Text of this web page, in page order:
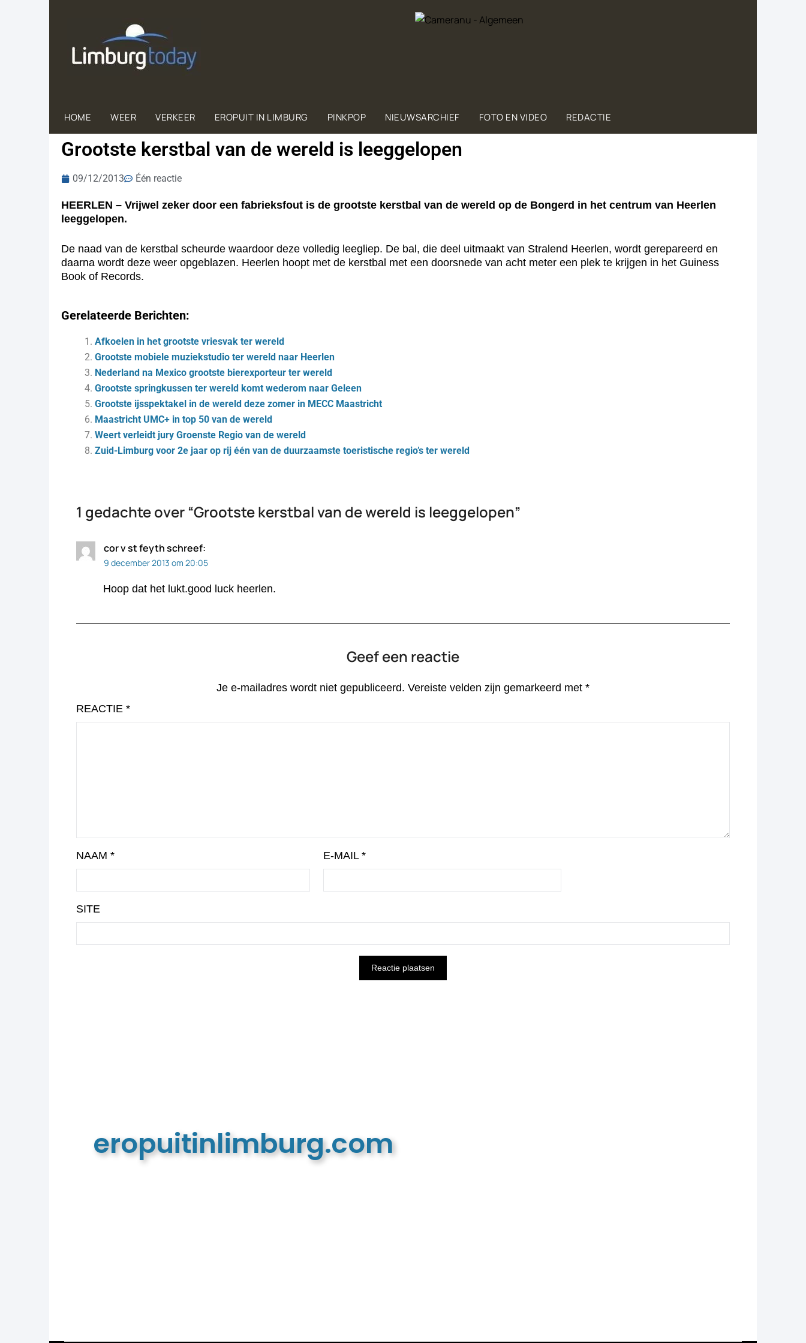
HOME WEER VERKEER EROPUIT IN LIMBURG PINKPOP NIEUWSARCHIEF FOTO EN VIDEO REDACTIE
Grootste kerstbal van de wereld is leeggelopen
09/12/2013 Één reactie
HEERLEN – Vrijwel zeker door een fabrieksfout is de grootste kerstbal van de wereld op de Bongerd in het centrum van Heerlen
leeggelopen.
De naad van de kerstbal scheurde waardoor deze volledig leegliep. De bal, die deel uitmaakt van Stralend Heerlen, wordt gerepareerd en
daarna wordt deze weer opgeblazen. Heerlen hoopt met de kerstbal met een doorsnede van acht meter een plek te krijgen in het Guiness
Book of Records.
Gerelateerde Berichten:
Afkoelen in het grootste vriesvak ter wereld
Grootste mobiele muziekstudio ter wereld naar Heerlen
Nederland na Mexico grootste bierexporteur ter wereld
Grootste springkussen ter wereld komt wederom naar Geleen
Grootste ijsspektakel in de wereld deze zomer in MECC Maastricht
Maastricht UMC+ in top 50 van de wereld
Weert verleidt jury Groenste Regio van de wereld
Zuid-Limburg voor 2e jaar op rij één van de duurzaamste toeristische regio’s ter wereld
1 gedachte over “Grootste kerstbal van de wereld is leeggelopen”
cor v st feythschreef:
9 december 2013 om 20:05
Hoop dat het lukt.good luck heerlen.
Geef een reactie
Je e-mailadres wordt niet gepubliceerd. Vereiste velden zijn gemarkeerd met *
REACTIE *
NAAM * E-MAIL *
SITE
eropuitinlimburg.com